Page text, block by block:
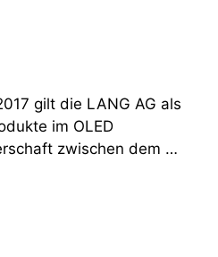
gilt die LANG AG als
im OLED
zwischen dem …